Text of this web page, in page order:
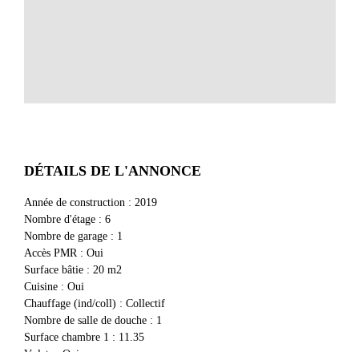
DÉTAILS DE L'ANNONCE
Année de construction : 2019
Nombre d'étage: 6
Nombre de garage: 1
Accès PMR : Oui
Surface bâtie: 20
Cuisine: Oui
Chauffage (ind/coll) : Collectif
Nombre de salle de douche: 1
Surface chambre 1 : 11.35